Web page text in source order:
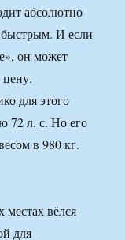
абсолютно
И если
он может
для этого
72 л. с. Но его
в 980 кг.
вёлся
для